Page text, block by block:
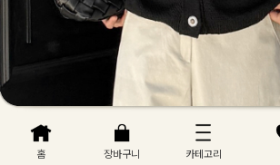
홈 장바구니 카테고리